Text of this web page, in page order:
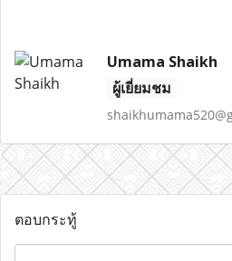
Umama Shaikh
ผู้เยี่ยมชม
ตอบกระทู้